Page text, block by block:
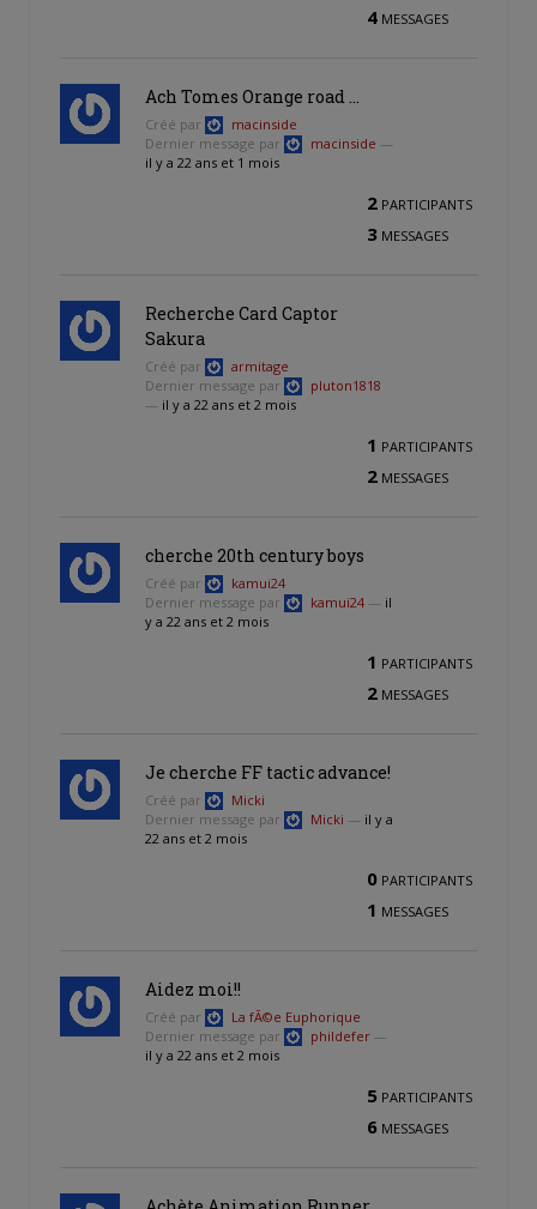
4 MESSAGES
Ach Tomes Orange road …
Créé par
macinside
Dernier message par
macinside —
il y a 22 ans et 1 mois
2 PARTICIPANTS
3 MESSAGES
Recherche Card Captor
Sakura
Créé par
armitage
Dernier message par
pluton1818
— il y a 22 ans et 2 mois
1 PARTICIPANTS
2 MESSAGES
cherche 20th century boys
Créé par
kamui24
Dernier message par
kamui24 — il
y a 22 ans et 2 mois
1 PARTICIPANTS
2 MESSAGES
Je cherche FF tactic advance!
Créé par
Micki
Dernier message par
Micki — il y a
22 ans et 2 mois
0 PARTICIPANTS
1 MESSAGES
Aidez moi!!
Créé par
La fÃ©e Euphorique
Dernier message par
phildefer —
il y a 22 ans et 2 mois
5 PARTICIPANTS
6 MESSAGES